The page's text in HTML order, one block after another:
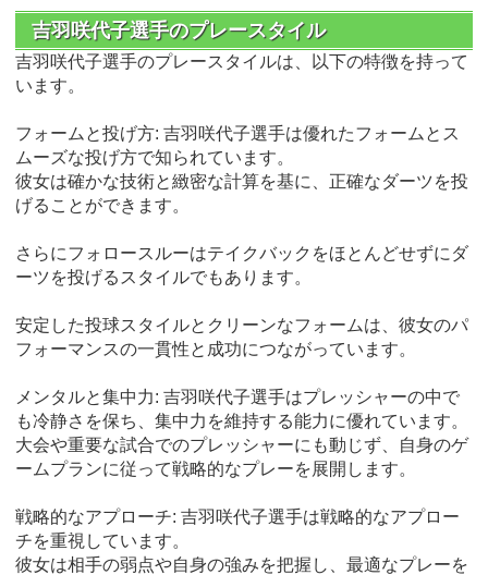
吉羽咲代子選手のプレースタイル
吉羽咲代子選手のプレースタイルは、以下の特徴を持って
います。
フォームと投げ方: 吉羽咲代子選手は優れたフォームとス
ムーズな投げ方で知られています。
彼女は確かな技術と緻密な計算を基に、正確なダーツを投
げることができます。
さらにフォロースルーはテイクバックをほとんどせずにダ
ーツを投げるスタイルでもあります。
安定した投球スタイルとクリーンなフォームは、彼女のパ
フォーマンスの一貫性と成功につながっています。
メンタルと集中力: 吉羽咲代子選手はプレッシャーの中で
も冷静さを保ち、集中力を維持する能力に優れています。
大会や重要な試合でのプレッシャーにも動じず、自身のゲ
ームプランに従って戦略的なプレーを展開します。
戦略的なアプローチ: 吉羽咲代子選手は戦略的なアプロー
チを重視しています。
彼女は相手の弱点や自身の強みを把握し、最適なプレーを